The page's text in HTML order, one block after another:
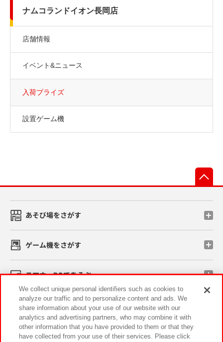
ナムコランドイオン長岡店
店舗情報
イベント&ニュース
入荷プライズ
設置ゲーム機
あそび場をさがす
ゲーム機をさがす
スマホ・PCであそぶ
イベント・キャンペーン
We collect unique personal identifiers such as cookies to
analyze our traffic and to personalize content and ads. We
share information about your use of our website with our
analytics and advertising partners, who may combine it with
other information that you have provided to them or that they
have collected from your use of their services. Please click